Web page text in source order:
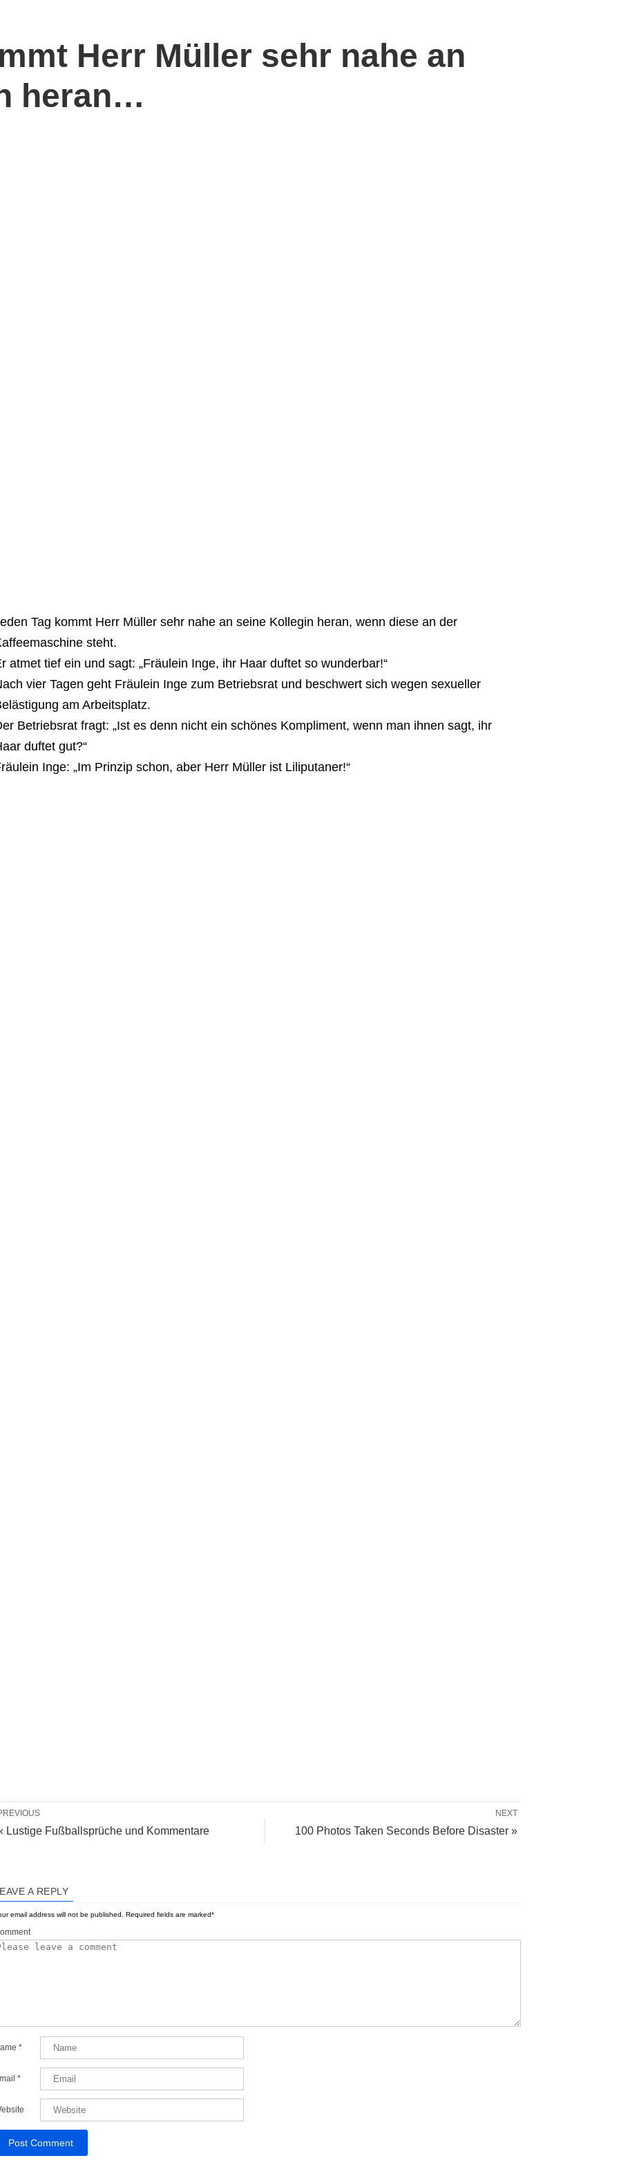
Herr Müller sehr nahe an
heran…
Tag kommt Herr Müller sehr nahe an seine Kollegin heran, wenn diese an der
steht.
atmet tief ein und sagt: „Fräulein Inge, ihr Haar duftet so wunderbar!“
vier Tagen geht Fräulein Inge zum Betriebsrat und beschwert sich wegen sexueller
am Arbeitsplatz.
Betriebsrat fragt: „Ist es denn nicht ein schönes Kompliment, wenn man ihnen sagt, ihr
duftet gut?“
Inge: „Im Prinzip schon, aber Herr Müller ist Liliputaner!“
NEXT
100 Photos Taken Seconds Before Disaster »
Lustige Fußballsprüche und Kommentare
A REPLY
email address will not be published. Required fields are marked*
*
*